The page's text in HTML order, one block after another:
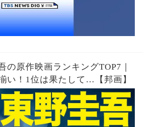
の原作映画ランキングTOP7｜
い！1位は果たして…【邦画】